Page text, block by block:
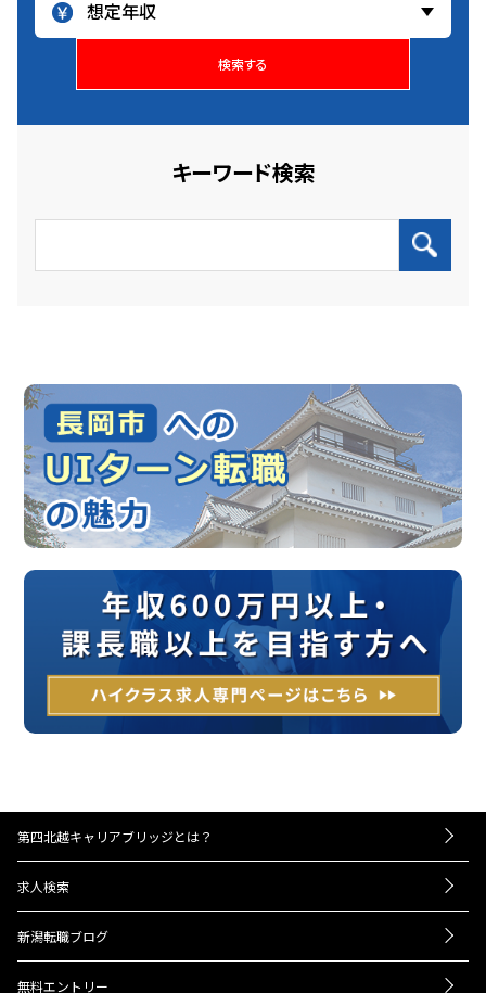
検索する
キーワード検索
第四北越キャリアブリッジとは？
－UIターンをお考えの方へ
求人検索
Q＆A
新潟転職ブログ
無料エントリー